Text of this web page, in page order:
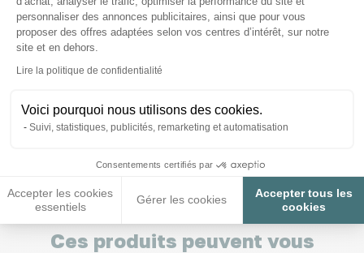
personnaliser des annonces publicitaires, ainsi que pour vous
proposer des offres adaptées selon vos centres d’intérêt, sur notre
site et en dehors.
Lire la politique de confidentialité
Voici pourquoi nous utilisons des cookies.
Suivi, statistiques, publicités, remarketing et automatisation
Consentements certifiés par
Accepter les cookies
essentiels
Gérer les cookies
Accepter tous les
cookies
Axeptio consent
Le bois est-il traité ?
Posez-nous vos questions
Ces produits peuvent vous